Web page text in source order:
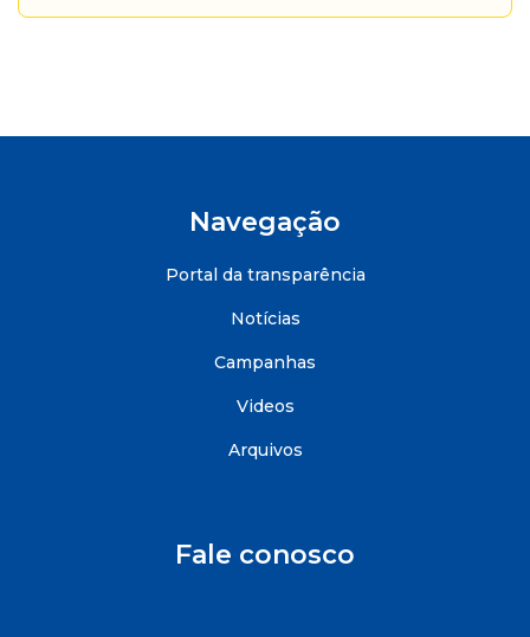
Navegação
Portal da transparência
Notícias
Campanhas
Videos
Arquivos
Fale conosco